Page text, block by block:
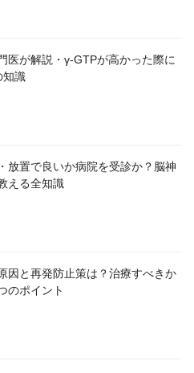
医が解説・γ-GTPが高かった際に
知識
放置で良いか病院を受診か？脳神
える全知識
因と再発防止策は？治療すべきか
のポイント